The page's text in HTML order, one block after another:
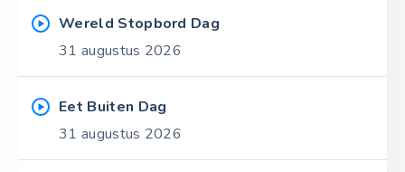
Wereld Stopbord Dag
31 augustus 2026
Eet Buiten Dag
31 augustus 2026